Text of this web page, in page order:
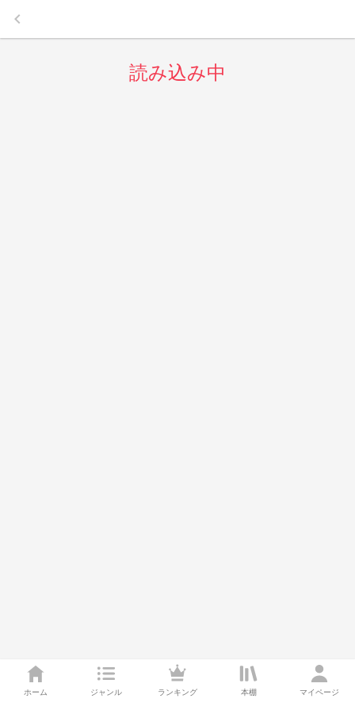
ホーム ジャンル ランキング 本棚 マイページ
keyboard_arrow_left
読み込み中